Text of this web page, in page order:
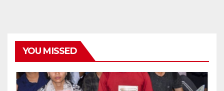
YOU MISSED